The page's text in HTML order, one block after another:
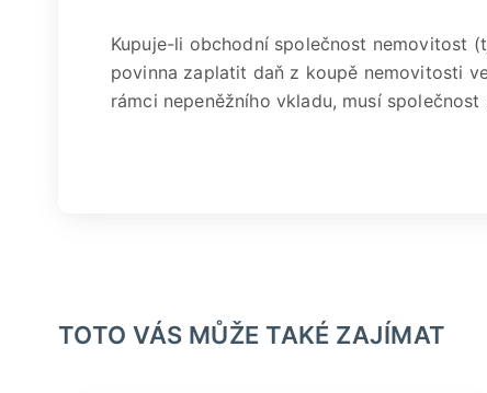
Kupuje-li obchodní společnost nemovitost
povinna zaplatit daň z koupě nemovitosti
rámci nepeněžního vkladu, musí
TOTO VÁS MŮŽE TAKÉ ZAJÍMAT